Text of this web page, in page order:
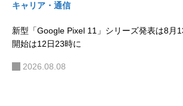
キャリア・通信
新型「Google Pixel 11」シリーズ発表は8月
開始は12日23時に
2026.08.08